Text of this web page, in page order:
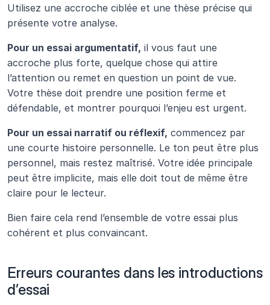
Utilisez une accroche ciblée et une thèse précise qui
présente votre analyse.
Pour un essai argumentatif, il vous faut une
accroche plus forte, quelque chose qui attire
l’attention ou remet en question un point de vue.
Votre thèse doit prendre une position ferme et
défendable, et montrer pourquoi l’enjeu est urgent.
Pour un essai narratif ou réflexif, commencez par
une courte histoire personnelle. Le ton peut être plus
personnel, mais restez maîtrisé. Votre idée principale
peut être implicite, mais elle doit tout de même être
claire pour le lecteur.
Bien faire cela rend l’ensemble de votre essai plus
cohérent et plus convaincant.
Erreurs courantes dans les introductions
d’essai